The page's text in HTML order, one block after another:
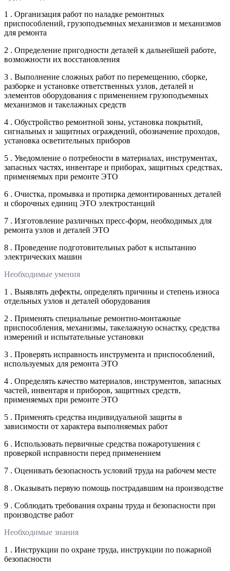
1 . Организация работ по наладке ремонтных
приспособлений, грузоподъемных механизмов и механизмов
для ремонта
2 . Определение пригодности деталей к дальнейшей работе,
возможности их восстановления
3 . Выполнение сложных работ по перемещению, сборке,
разборке и установке ответственных узлов, деталей и
элементов оборудования с применением грузоподъемных
механизмов и такелажных средств
4 . Обустройство ремонтной зоны, установка покрытий,
сигнальных и защитных ограждений, обозначение проходов,
установка осветительных приборов
5 . Уведомление о потребности в материалах, инструментах,
запасных частях, инвентаре и приборах, защитных средствах,
применяемых при ремонте ЭТО
6 . Очистка, промывка и протирка демонтированных деталей
и сборочных единиц ЭТО электростанций
7 . Изготовление различных пресс-форм, необходимых для
ремонта узлов и деталей ЭТО
8 . Проведение подготовительных работ к испытанию
электрических машин
Необходимые умения
1 . Выявлять дефекты, определять причины и степень износа
отдельных узлов и деталей оборудования
2 . Применять специальные ремонтно-монтажные
приспособления, механизмы, такелажную оснастку, средства
измерений и испытательные установки
3 . Проверять исправность инструмента и приспособлений,
используемых для ремонта ЭТО
4 . Определять качество материалов, инструментов, запасных
частей, инвентаря и приборов, защитных средств,
применяемых при ремонте ЭТО
5 . Применять средства индивидуальной защиты в
зависимости от характера выполняемых работ
6 . Использовать первичные средства пожаротушения с
проверкой исправности перед применением
7 . Оценивать безопасность условий труда на рабочем месте
8 . Оказывать первую помощь пострадавшим на производстве
9 . Соблюдать требования охраны труда и безопасности при
производстве работ
Необходимые знания
1 . Инструкции по охране труда, инструкции по пожарной
безопасности